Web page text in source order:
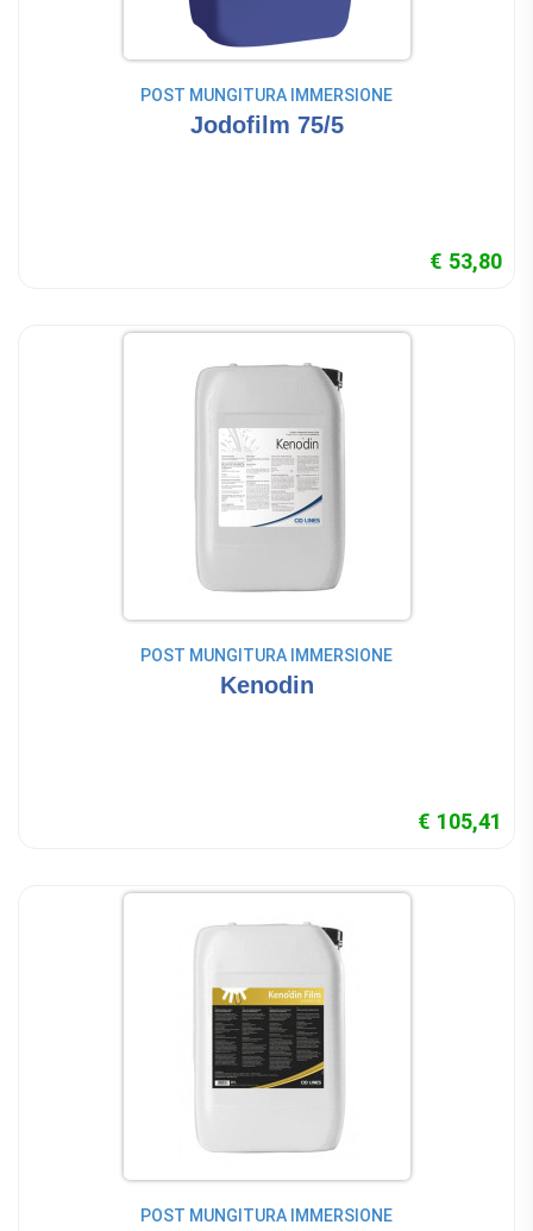
POST MUNGITURA IMMERSIONE
Jodofilm 75/5
€ 53,80
POST MUNGITURA IMMERSIONE
Kenodin
€ 105,41
POST MUNGITURA IMMERSIONE